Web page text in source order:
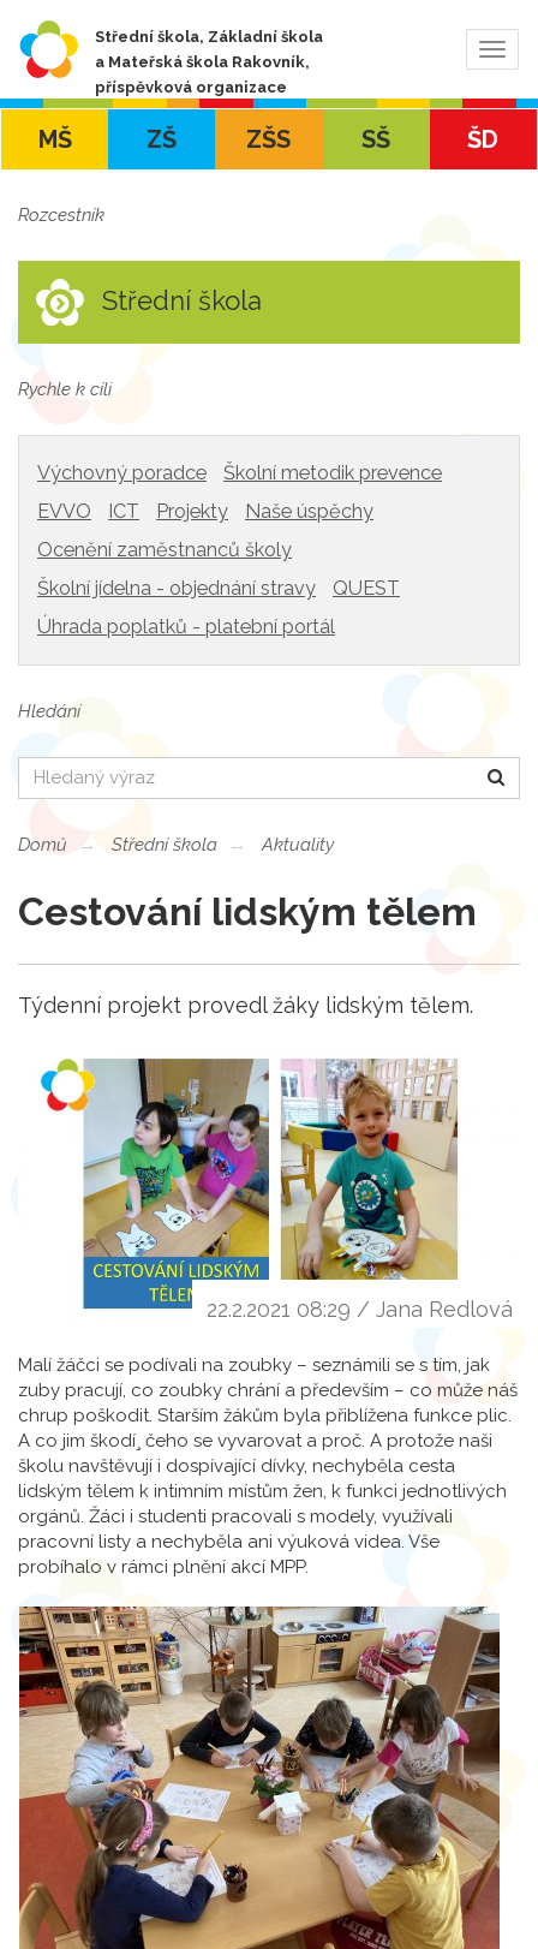
Střední škola, Základní škola
a Mateřská škola Rakovník,
příspěvková organizace
MŠ ZŠ ZŠS SŠ ŠD
Rozcestník
Střední škola
Rychle k cíli
Výchovný poradce
Školní metodik prevence
EVVO
ICT Projekty
Naše úspěchy
Ocenění zaměstnanců školy
Školní jídelna - objednání stravy
QUEST
Úhrada poplatků - platební portál
Hledání
Hledat
Domů Střední škola Aktuality
Cestování lidským tělem
Týdenní projekt provedl žáky lidským tělem.
22.2.2021 08:29 / Jana Redlová
Malí žáčci se podívali na zoubky – seznámili se s tím, jak
zuby pracují, co zoubky chrání a především – co může náš
chrup poškodit. Starším žákům byla přiblížena funkce plic.
A co jim škodí¸ čeho se vyvarovat a proč. A protože naši
školu navštěvují i dospívající dívky, nechyběla cesta
lidským tělem k intimním místům žen, k funkci jednotlivých
orgánů. Žáci i studenti pracovali s modely, využívali
pracovní listy a nechyběla ani výuková videa. Vše
probíhalo v rámci plnění akcí MPP.